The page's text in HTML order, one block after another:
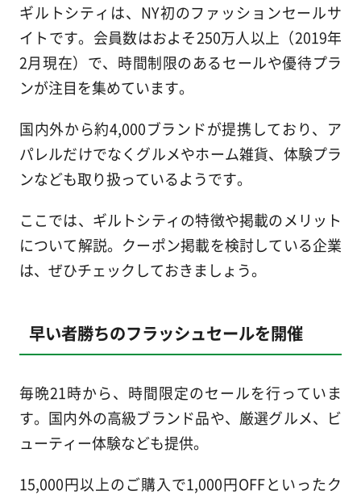
ギルトシティは、NY初のファッションセールサ
イトです。会員数はおよそ250万人以上（2019年
2月現在）で、時間制限のあるセールや優待プラ
ンが注目を集めています。
国内外から約4,000ブランドが提携しており、ア
パレルだけでなくグルメやホーム雑貨、体験プラ
ンなども取り扱っているようです。
ここでは、ギルトシティの特徴や掲載のメリット
について解説。クーポン掲載を検討している企業
は、ぜひチェックしておきましょう。
早い者勝ちのフラッシュセールを開催
毎晩21時から、時間限定のセールを行っていま
す。国内外の高級ブランド品や、厳選グルメ、ビ
ューティー体験なども提供。
15,000円以上のご購入で1,000円OFFといったク